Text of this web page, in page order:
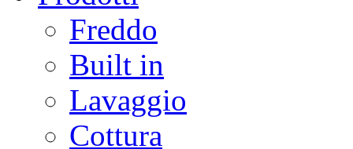
Freddo
Built in
Lavaggio
Cottura